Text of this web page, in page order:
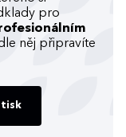
pro
něj připravíte
tisk